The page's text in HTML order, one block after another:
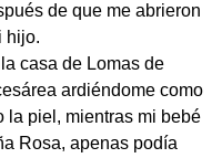
de que me abrieron
hijo.
casa de Lomas de
ardiéndome como
la piel, mientras mi bebé
Rosa, apenas podía